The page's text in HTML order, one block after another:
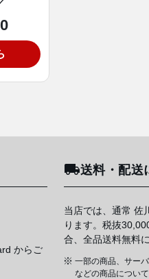
からご
送料・配送
当店では、通常 佐
ります。税抜
合、全品送料無料
一部の商品、サー
などの商品につい